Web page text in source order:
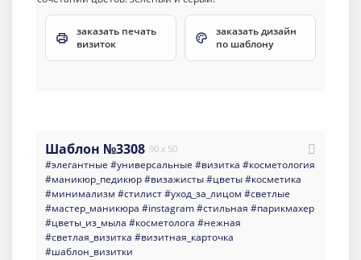
заказать печать
визиток
заказать дизайн
по шаблону
Шаблон №3308 90 x 50
#элегантные #универсальные #визитка #косметология
#маникюр_педикюр#визажисты#цветы#косметика
#минимализм #стилист#уход_за_лицом #светлые
#мастер_маникюра #instagram#стильная #парикмахер
#цветы_из_мыла #косметолога #нежная
#светлая_визитка #визитная_карточка
#шаблон_визитки